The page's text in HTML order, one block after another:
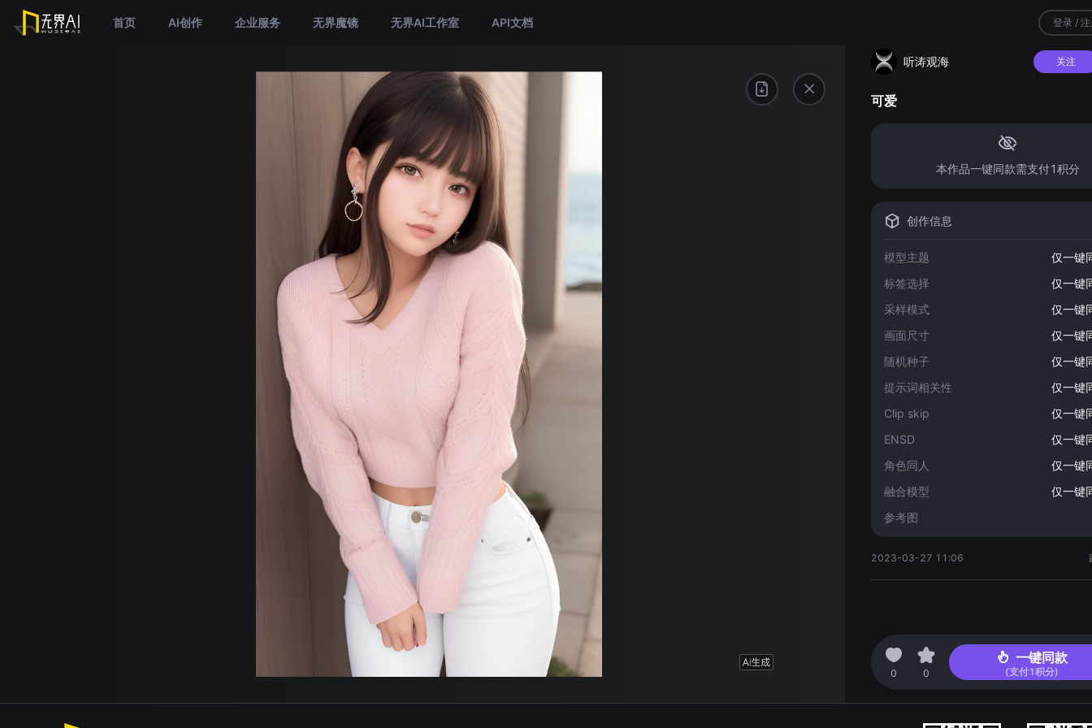
首页 AI创作 企业服务 无界魔镜 无界AI工作室 API文档 登录 /
听涛观海 关注
可爱
本作品一键同款需支付1积分
创作信息
模型主题
仅一键
标签选择
仅一键
采样模式
仅一键
画面尺寸
仅一键
随机种子
仅一键
提示词相关性
仅一键
Clip skip
仅一键
ENSD
仅一键
角色同人
仅一键
融合模型
仅一键
参考图
2023-03-27 11:06
0 0
一键同款
(支付1积分)